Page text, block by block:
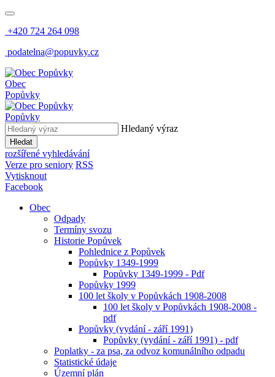
+420 724 264 098
podatelna@popuvky.cz
Obec
Popůvky
Popůvky
Hledaný výraz
Hledat
rozšířené vyhledávání
Verze pro seniory RSS
Vytisknout
Facebook
Obec
Odpady
Termíny svozu
Historie Popůvek
Pohlednice z Popůvek
Popůvky 1349-1999
Popůvky 1349-1999 - Pdf
Popůvky 1999
100 let školy v Popůvkách 1908-2008
100 let školy v Popůvkách 1908-2008 -
pdf
Popůvky (vydání - září 1991)
Popůvky (vydání - září 1991) - pdf
Poplatky - za psa, za odvoz komunálního odpadu
Statistické údaje
Územní plán